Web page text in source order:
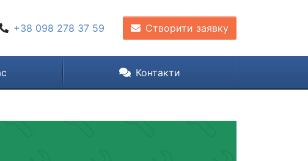
+38 098 278 37 59 Створити заявку
Контакти